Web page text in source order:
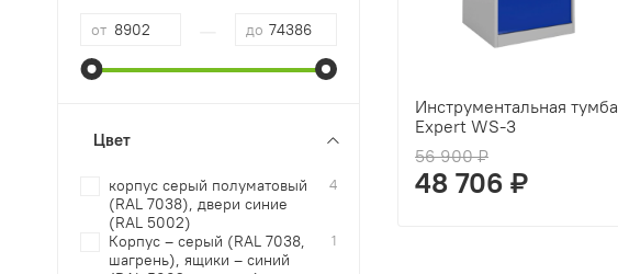
Инструментальная тумба
Expert WS-3
56 900 ₽
48 706 ₽
от до
Цвет
корпус серый полуматовый
(RAL 7038), двери синие
(RAL 5002)
4
Корпус – серый (RAL 7038,
шагрень), ящики – синий
1